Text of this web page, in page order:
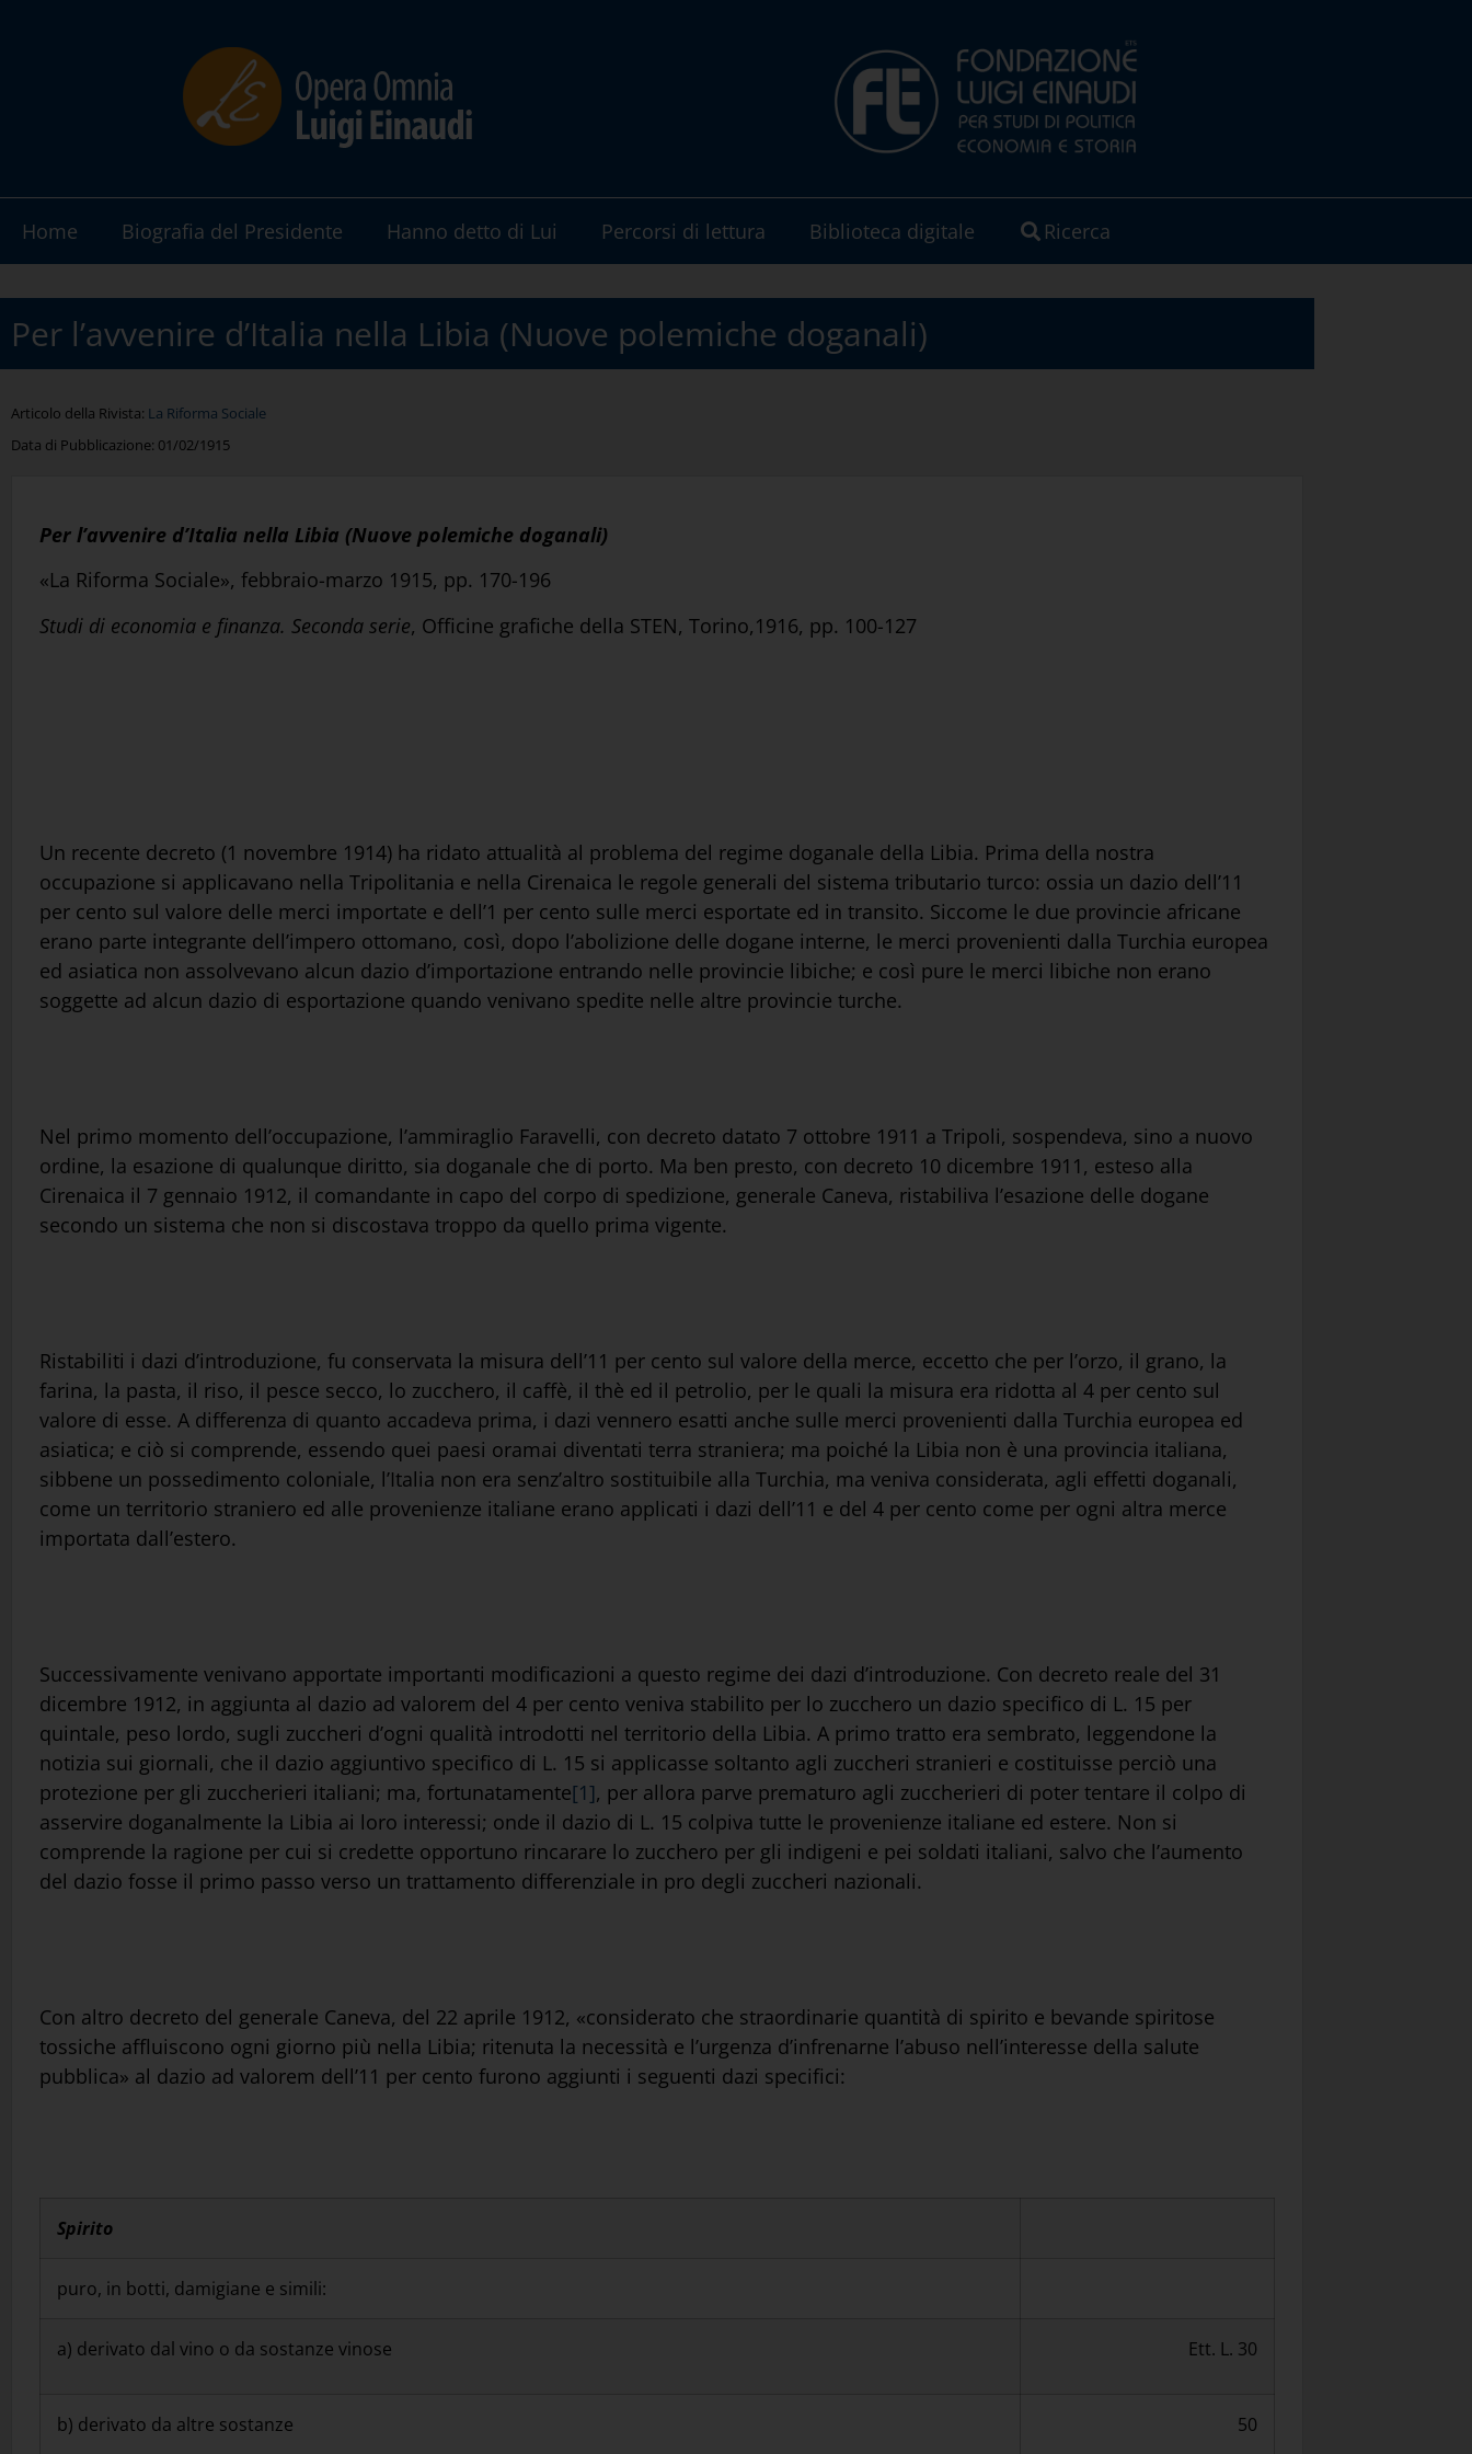
Home Biografia del Presidente Hanno detto di Lui Percorsi di lettura Biblioteca digitale Ricerca
Per l’avvenire d’Italia nella Libia (Nuove polemiche doganali)
Articolo della Rivista: La Riforma Sociale
Data di Pubblicazione: 01/02/1915
Per l’avvenire d’Italia nella Libia (Nuove polemiche doganali)
«La Riforma Sociale», febbraio-marzo 1915, pp. 170-196
Studi di economia e finanza. Seconda serie, Officine grafiche della STEN, Torino,1916, pp. 100-127
Un recente decreto (1 novembre 1914) ha ridato attualità al problema del regime doganale della Libia. Prima della nostra
occupazione si applicavano nella Tripolitania e nella Cirenaica le regole generali del sistema tributario turco: ossia un dazio dell’11
per cento sul valore delle merci importate e dell’1 per cento sulle merci esportate ed in transito. Siccome le due provincie africane
erano parte integrante dell’impero ottomano, così, dopo l’abolizione delle dogane interne, le merci provenienti dalla Turchia europea
ed asiatica non assolvevano alcun dazio d’importazione entrando nelle provincie libiche; e così pure le merci libiche non erano
soggette ad alcun dazio di esportazione quando venivano spedite nelle altre provincie turche.
Nel primo momento dell’occupazione, l’ammiraglio Faravelli, con decreto datato 7 ottobre 1911 a Tripoli, sospendeva, sino a nuovo
ordine, la esazione di qualunque diritto, sia doganale che di porto. Ma ben presto, con decreto 10 dicembre 1911, esteso alla
Cirenaica il 7 gennaio 1912, il comandante in capo del corpo di spedizione, generale Caneva, ristabiliva l’esazione delle dogane
secondo un sistema che non si discostava troppo da quello prima vigente.
Ristabiliti i dazi d’introduzione, fu conservata la misura dell’11 per cento sul valore della merce, eccetto che per l’orzo, il grano, la
farina, la pasta, il riso, il pesce secco, lo zucchero, il caffè, il thè ed il petrolio, per le quali la misura era ridotta al 4 per cento sul
valore di esse. A differenza di quanto accadeva prima, i dazi vennero esatti anche sulle merci provenienti dalla Turchia europea ed
asiatica; e ciò si comprende, essendo quei paesi oramai diventati terra straniera; ma poiché la Libia non è una provincia italiana,
sibbene un possedimento coloniale, l’Italia non era senz’altro sostituibile alla Turchia, ma veniva considerata, agli effetti doganali,
come un territorio straniero ed alle provenienze italiane erano applicati i dazi dell’11 e del 4 per cento come per ogni altra merce
importata dall’estero.
Successivamente venivano apportate importanti modificazioni a questo regime dei dazi d’introduzione. Con decreto reale del 31
dicembre 1912, in aggiunta al dazio ad valorem del 4 per cento veniva stabilito per lo zucchero un dazio specifico di L. 15 per
quintale, peso lordo, sugli zuccheri d’ogni qualità introdotti nel territorio della Libia. A primo tratto era sembrato, leggendone la
notizia sui giornali, che il dazio aggiuntivo specifico di L. 15 si applicasse soltanto agli zuccheri stranieri e costituisse perciò una
protezione per gli zuccherieri italiani; ma, fortunatamente[1], per allora parve prematuro agli zuccherieri di poter tentare il colpo di
asservire doganalmente la Libia ai loro interessi; onde il dazio di L. 15 colpiva tutte le provenienze italiane ed estere. Non si
comprende la ragione per cui si credette opportuno rincarare lo zucchero per gli indigeni e pei soldati italiani, salvo che l’aumento
del dazio fosse il primo passo verso un trattamento differenziale in pro degli zuccheri nazionali.
Con altro decreto del generale Caneva, del 22 aprile 1912, «considerato che straordinarie quantità di spirito e bevande spiritose
tossiche affluiscono ogni giorno più nella Libia; ritenuta la necessità e l’urgenza d’infrenarne l’abuso nell’interesse della salute
pubblica» al dazio ad valorem dell’11 per cento furono aggiunti i seguenti dazi specifici:
Spirito
puro, in botti, damigiane e simili:
a) derivato dal vino o da sostanze vinose Ett. L. 30
b) derivato da altre sostanze 50